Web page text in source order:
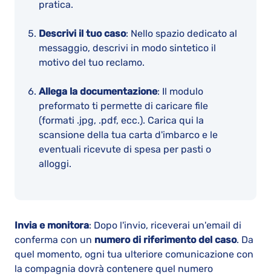
pratica.
Descrivi il tuo caso: Nello spazio dedicato al
messaggio, descrivi in modo sintetico il
motivo del tuo reclamo.
Allega la documentazione: Il modulo
preformato ti permette di caricare file
(formati .jpg, .pdf, ecc.). Carica qui la
scansione della tua carta d'imbarco e le
eventuali ricevute di spesa per pasti o
alloggi.
Invia e monitora: Dopo l'invio, riceverai un'email di
conferma con un numero di riferimento del caso. Da
quel momento, ogni tua ulteriore comunicazione con
la compagnia dovrà contenere quel numero